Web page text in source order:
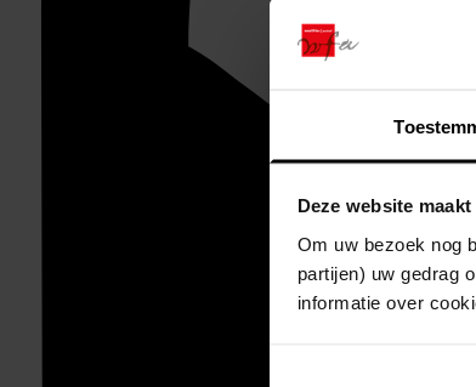
Deze website
Om uw bezoek nog
partijen) uw gedrag
informatie over